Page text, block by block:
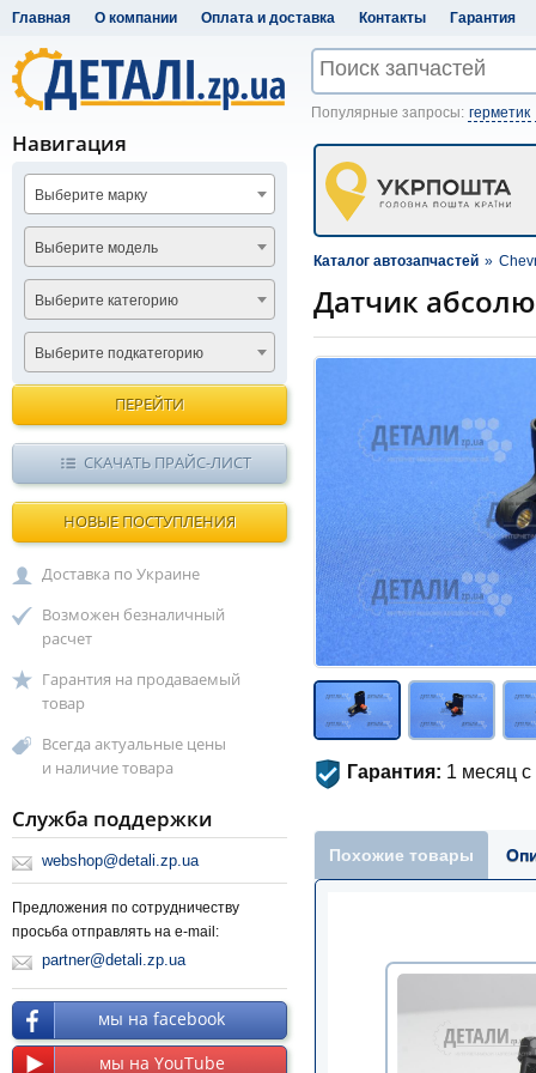
Главная О компании Оплата и доставка Контакты Гарантия
Популярные запросы: герметик
Каталог автозапчастей »
Датчик
Гарантия: 1 месяц
Похожие товары
Навигация
Выберите марку
Выберите модель
Выберите категорию
Выберите подкатегорию
ПЕРЕЙТИ
СКАЧАТЬ ПРАЙС-ЛИСТ
НОВЫЕ ПОСТУПЛЕНИЯ
Доставка по Украине
Возможен безналичный
расчет
Гарантия на продаваемый
товар
Всегда актуальные цены
и наличие товара
Служба поддержки
webshop@detali.zp.ua
Предложения по сотрудничеству
просьба отправлять на e-mail:
partner@detali.zp.ua
мы на facebook
мы на YouTube